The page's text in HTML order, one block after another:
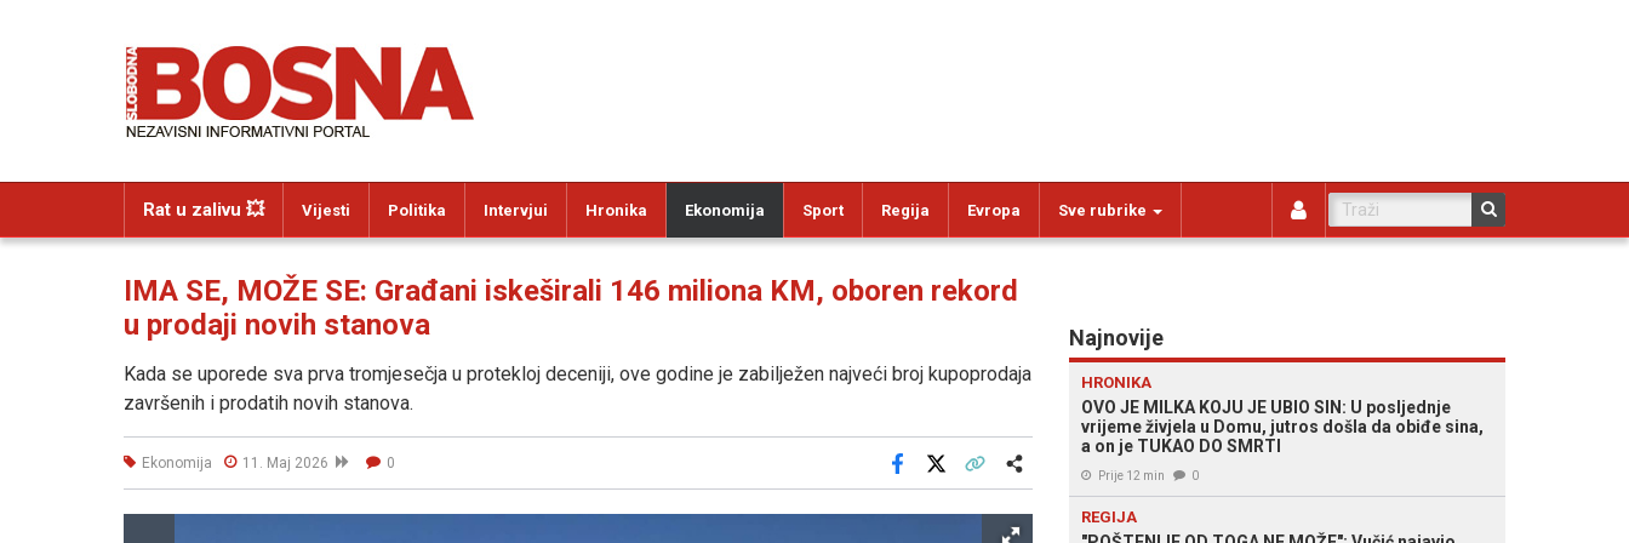
Rat u zalivu 💥 Vijesti Politika Intervjui Hronika Ekonomija Sport Regija Evropa Sve rubrike
IMA SE, MOŽE SE: Građani iskeširali 146 miliona KM, oboren rekord
u prodaji novih stanova
Kada se uporede sva prva tromjesečja u protekloj deceniji, ove godine je zabilježen najveći broj kupoprodaja
završenih i prodatih novih stanova.
Ekonomija 11. Maj 2026 0
Facebook
Najnovije
HRONIKA
OVO JE MILKA KOJU JE UBIO SIN: U posljednje
vrijeme živjela u Domu, jutros došla da obiđe sina,
a on je TUKAO DO SMRTI
Prije 12 min 0
REGIJA